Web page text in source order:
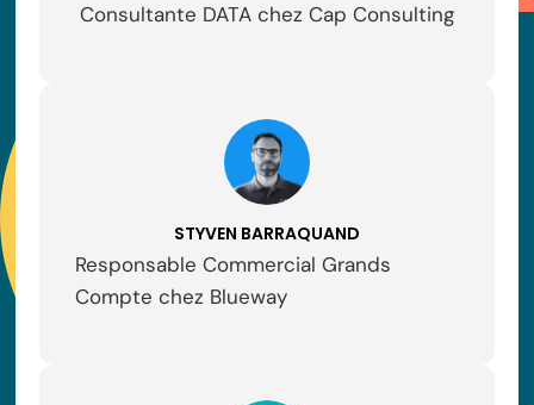
Consultante DATA chez Cap Consulting
STYVEN BARRAQUAND
Responsable Commercial Grands
Compte chez Blueway